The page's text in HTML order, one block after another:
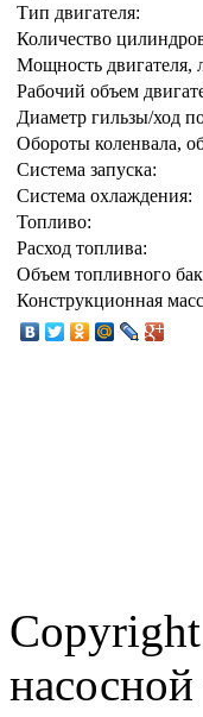
Тип двигателя:
Количество
Мощность двигателя,
Рабочий объем
Диаметр гильзы/ход
Обороты коленвала,
Система запуска:
Система охлаждения:
Топливо:
Расход топлива:
Объем топливного
Конструкционная
насосной